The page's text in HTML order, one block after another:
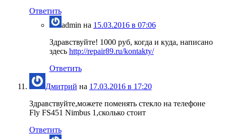
Ответить
admin на 15.03.2016 в 07:06
Здравствуйте! 1000 руб, когда и куда, написано
здесь http://repair89.ru/kontakty/
Ответить
Дмитрий на 17.03.2016 в 17:20
Здравствуйте,можете поменять стекло на телефоне
Fly FS451 Nimbus 1,сколько стоит
Ответить